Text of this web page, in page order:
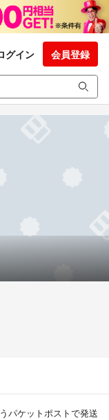
グイン 会員登録
パケットポストで発送